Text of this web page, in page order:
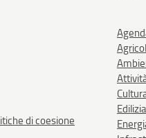
di coesione